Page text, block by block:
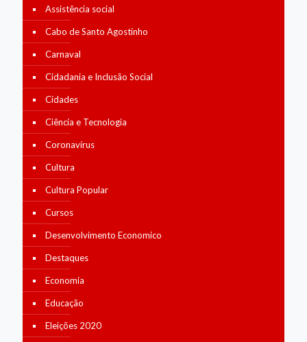
Assistência social
Cabo de Santo Agostinho
Carnaval
Cidadania e Inclusão Social
Cidades
Ciência e Tecnologia
Coronavírus
Cultura
Cultura Popular
Cursos
Desenvolvimento Economico
Destaques
Economia
Educação
Eleições 2020